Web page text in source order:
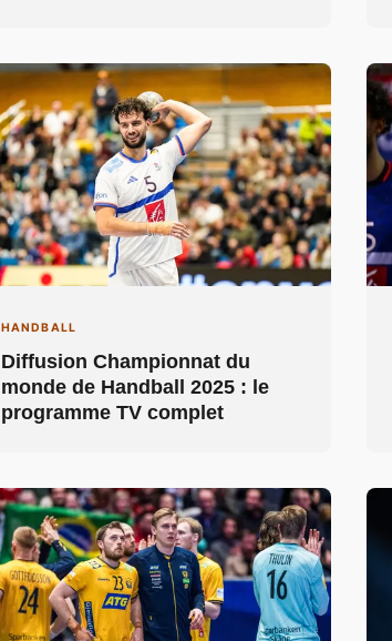
HANDBALL
Diffusion Championnat du
monde de Handball 2025 : le
programme TV complet